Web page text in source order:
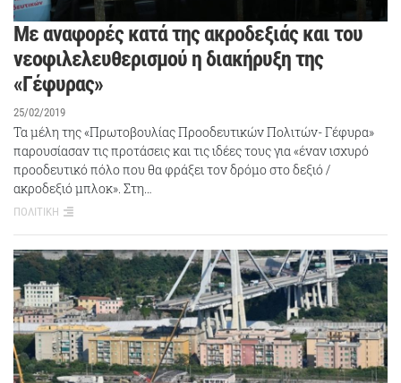
Με αναφορές κατά της ακροδεξιάς και του
νεοφιλελευθερισμού η διακήρυξη της
«Γέφυρας»
25/02/2019
Τα μέλη της «Πρωτοβουλίας Προοδευτικών Πολιτών- Γέφυρα»
παρουσίασαν τις προτάσεις και τις ιδέες τους για «έναν ισχυρό
προοδευτικό πόλο που θα φράξει τον δρόμο στο δεξιό /
ακροδεξιό μπλοκ». Στη…
ΠΟΛΙΤΙΚΗ